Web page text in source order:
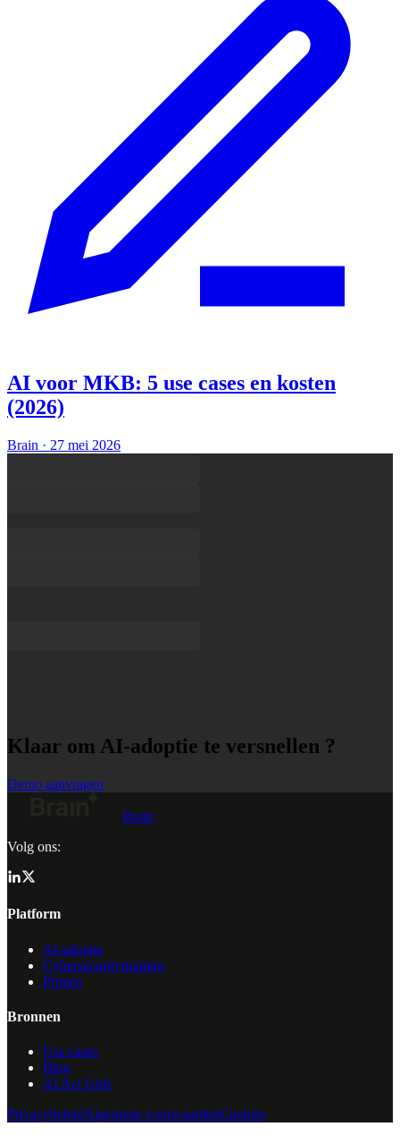
AI voor MKB: 5 use cases en kosten
(2026)
Brain · 27 mei 2026
Klaar om AI-adoptie te versnellen ?
Demo aanvragen
Brain
Volg ons:
Platform
AI-adoptie
Cybersecuritytraining
Prijzen
Bronnen
Use cases
Blog
AI Act Gids
PrivacybeleidAlgemene voorwaardenCookies